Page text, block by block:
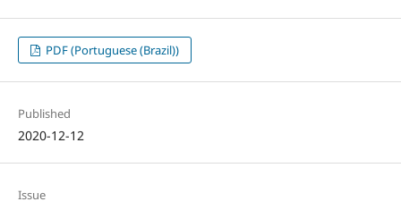
PDF (Portuguese (Brazil))
Published
2020-12-12
Issue